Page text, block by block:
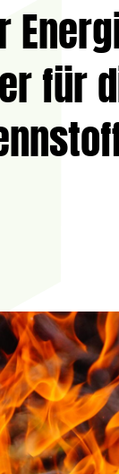
für